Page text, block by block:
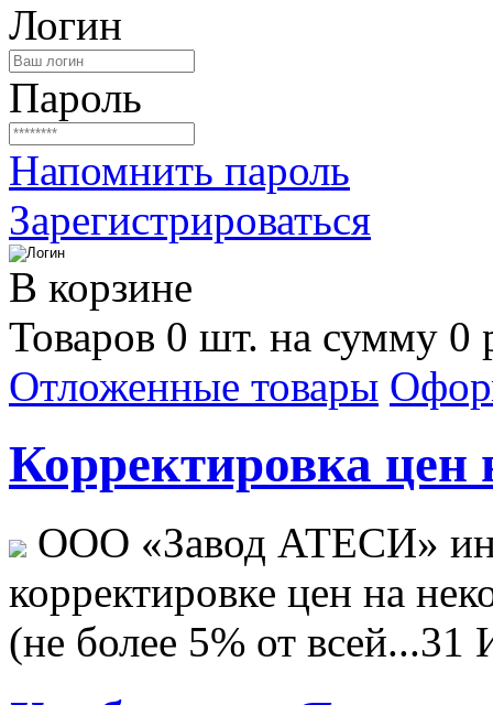
Логин
Пароль
Напомнить пароль
Зарегистрироваться
В корзине
Товаров 0 шт. на сумму 0
Отложенные товары
Корректировка цен
ООО «Завод АТЕСИ»
корректировке цен на
(не более 5% от всей...31